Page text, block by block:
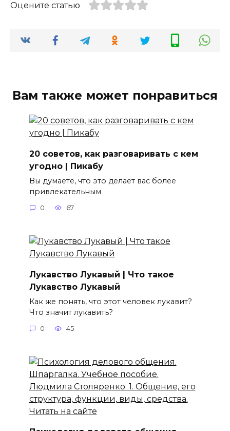
Оцените статью
Вам также может понравиться
20 советов, как разговаривать с кем
угодно | Пикабу
Вы думаете, что это делает вас более
привлекательным
0 67
Лукавство Лукавый | Что такое
Лукавство Лукавый
Как же понять, что этот человек лукавит?
Что значит лукавить?
0 45